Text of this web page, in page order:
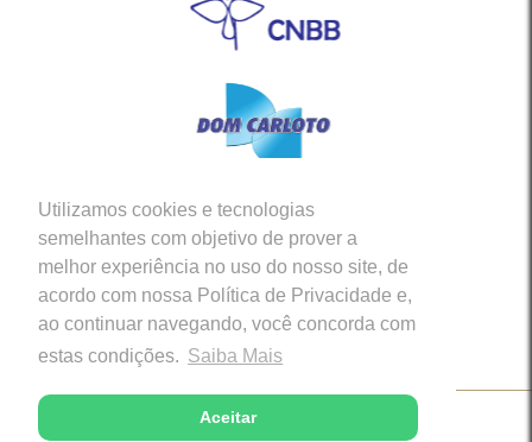
Utilizamos cookies e tecnologias
semelhantes com objetivo de prover a
melhor experiência no uso do nosso site, de
acordo com nossa Política de Privacidade e,
ao continuar navegando, você concorda com
estas condições. Saiba Mais
Aceitar
Siga-nos em nossas Redes Sociais
Copyright © 2026 - Diocese de Caratinga (MG)